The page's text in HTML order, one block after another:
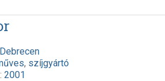
Debrecen
, szíjgyártó
2001